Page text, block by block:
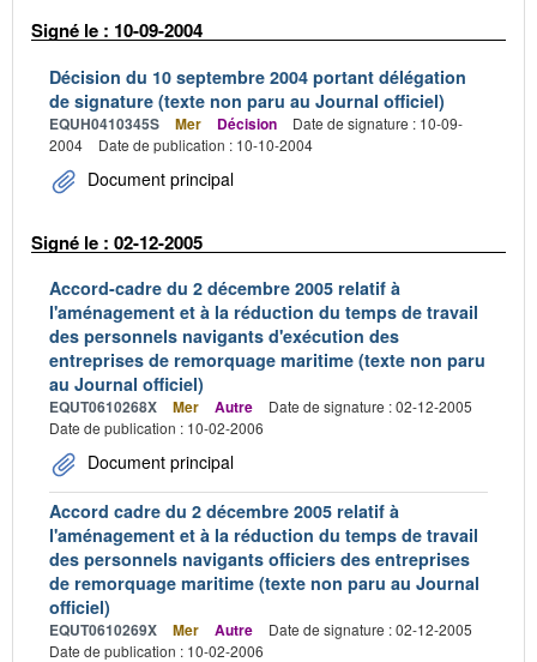
Signé le : 10-09-2004
Décision du 10 septembre 2004 portant délégation
de signature (texte non paru au Journal officiel)
EQUH0410345S Mer Décision
Date de signature : 10-09-
2004
Date de publication : 10-10-2004
Document principal
Signé le : 02-12-2005
Accord-cadre du 2 décembre 2005 relatif à
l'aménagement et à la réduction du temps de travail
des personnels navigants d'exécution des
entreprises de remorquage maritime (texte non paru
au Journal officiel)
EQUT0610268X Mer Autre
Date de signature : 02-12-2005
Date de publication : 10-02-2006
Document principal
Accord cadre du 2 décembre 2005 relatif à
l'aménagement et à la réduction du temps de travail
des personnels navigants officiers des entreprises
de remorquage maritime (texte non paru au Journal
officiel)
EQUT0610269X Mer Autre
Date de signature : 02-12-2005
Date de publication : 10-02-2006